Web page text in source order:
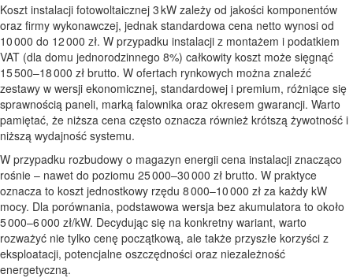
Koszt instalacji fotowoltaicznej 3 kW zależy od jakości komponentów
oraz firmy wykonawczej, jednak standardowa cena netto wynosi od
10 000 do 12 000 zł. W przypadku instalacji z montażem i podatkiem
VAT (dla domu jednorodzinnego 8%) całkowity koszt może sięgnąć
15 500–18 000 zł brutto. W ofertach rynkowych można znaleźć
zestawy w wersji ekonomicznej, standardowej i premium, różniące się
sprawnością paneli, marką falownika oraz okresem gwarancji. Warto
pamiętać, że niższa cena często oznacza również krótszą żywotność i
niższą wydajność systemu.
W przypadku rozbudowy o magazyn energii cena instalacji znacząco
rośnie – nawet do poziomu 25 000–30 000 zł brutto. W praktyce
oznacza to koszt jednostkowy rzędu 8 000–10 000 zł za każdy kW
mocy. Dla porównania, podstawowa wersja bez akumulatora to około
5 000–6 000 zł/kW. Decydując się na konkretny wariant, warto
rozważyć nie tylko cenę początkową, ale także przyszłe korzyści z
eksploatacji, potencjalne oszczędności oraz niezależność
energetyczną.